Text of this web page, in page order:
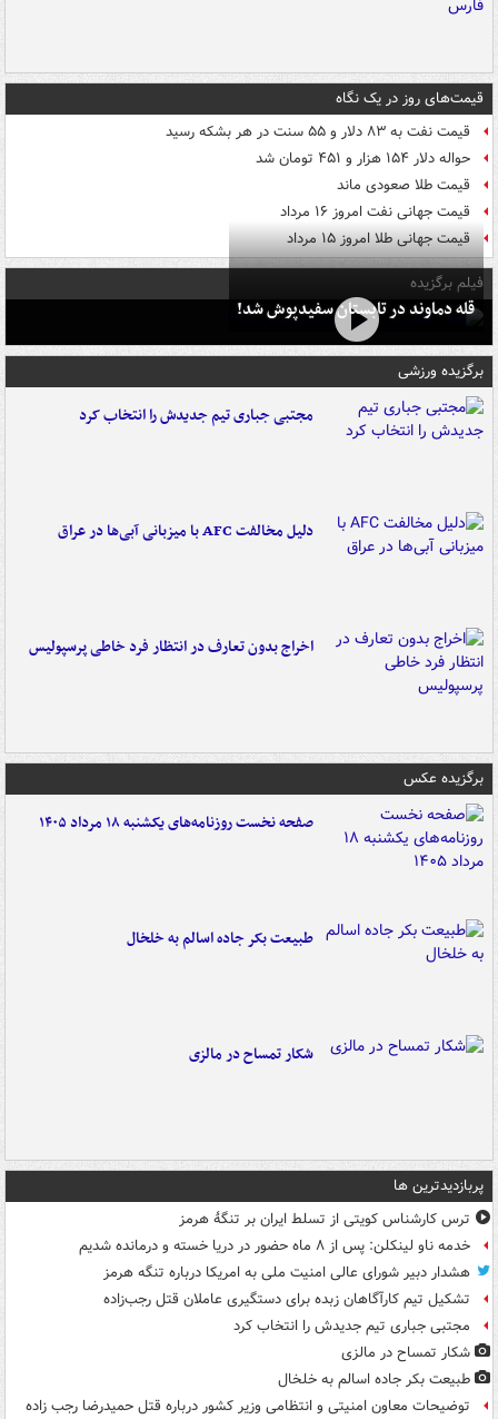
قیمت‌های روز در یک نگاه
قیمت نفت به ۸۳ دلار و ۵۵ سنت در هر بشکه رسید
حواله دلار ۱۵۴ هزار و ۴۵۱ تومان شد
قیمت طلا صعودی ماند
قیمت جهانی نفت امروز ۱۶ مرداد
قیمت جهانی طلا امروز ۱۵ مرداد
فیلم برگزیده
قله دماوند در تابستان سفیدپوش شد!
برگزیده ورزشی
مجتبی جباری تیم جدیدش را انتخاب کرد
دلیل مخالفت AFC با میزبانی آبی‌ها در عراق
اخراج بدون تعارف در انتظار فرد خاطی پرسپولیس
برگزیده عکس
صفحه نخست روزنامه‌های یکشنبه ۱۸ مرداد ۱۴۰۵
طبیعت بکر جاده اسالم به خلخال
شکار تمساح در مالزی
پربازدیدترین ها
ترس کارشناس کویتی از تسلط ایران بر تنگۀ هرمز
خدمه ناو لینکلن: پس از ۸ ماه حضور در دریا خسته و درمانده‌ شدیم
هشدار دبیر شورای عالی امنیت ملی به امریکا درباره تنگه هرمز
تشکیل تیم کارآگاهان زبده برای دستگیری عاملان قتل رجب‌زاده
مجتبی جباری تیم جدیدش را انتخاب کرد
شکار تمساح در مالزی
طبیعت بکر جاده اسالم به خلخال
توضیحات معاون امنیتی و انتظامی وزیر کشور درباره قتل حمیدرضا رجب زاده